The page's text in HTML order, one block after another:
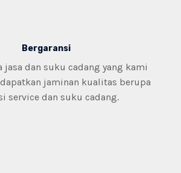
Bergaransi
jasa dan suku cadang yang kami
jaminan kualitas berupa
service dan suku cadang.